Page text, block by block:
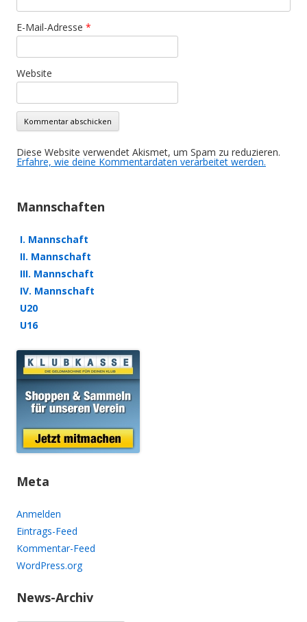
E-Mail-Adresse *
Website
Diese Website verwendet Akismet, um Spam zu reduzieren.
Erfahre, wie deine Kommentardaten verarbeitet werden.
Mannschaften
I. Mannschaft
II. Mannschaft
III. Mannschaft
IV. Mannschaft
U20
U16
Meta
Anmelden
Eintrags-Feed
Kommentar-Feed
WordPress.org
News-Archiv